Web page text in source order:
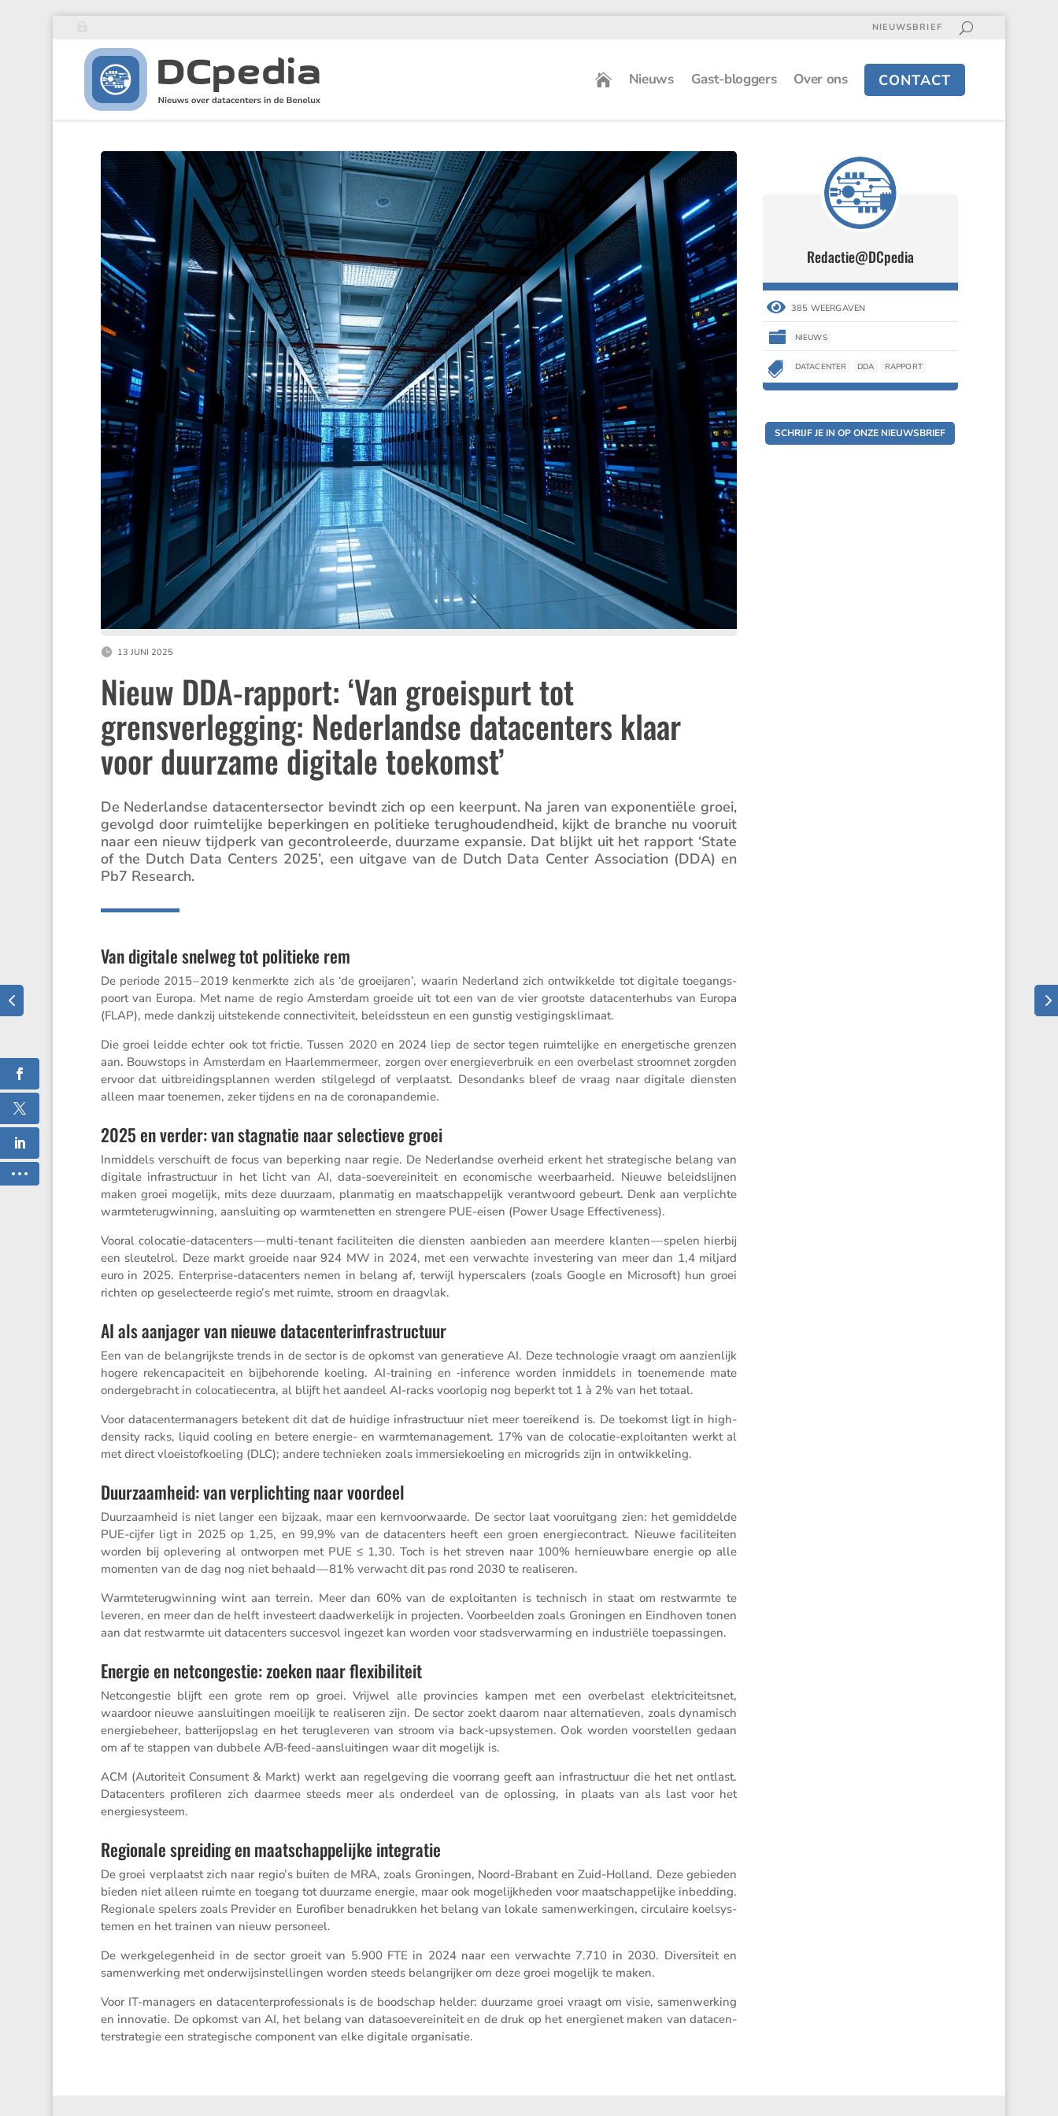
NIEUWSBRIEF
Nieuws Gast-bloggers Over ons CONTACT
13 JUNI 2025
Nieuw DDA-rapport: ‘Van groeispurt tot
grensverlegging: Nederlandse datacenters klaar
voor duurzame digitale toekomst’
De Neder­landse datacen­ter­sector bevindt zich op een keerpunt. Na jaren van exponen­tiële groei,
gevolgd door ruimte­lijke beper­kingen en politieke terug­hou­dend­heid, kijkt de branche nu vooruit
naar een nieuw tijdperk van gecon­tro­leerde, duurzame expansie. Dat blijkt uit het rapport ‘State
of the Dutch Data Centers 2025’, een uitgave van de Dutch Data Center Associ­a­tion (DDA) en
Pb7 Research.
Van digitale snelweg tot politieke rem
De periode 2015 – 2019 kenmerkte zich als ‘de groeij­aren’, waarin Neder­land zich ontwik­kelde tot digitale toegangs­
poort van Europa. Met name de regio Amsterdam groeide uit tot een van de vier grootste datacen­ter­hubs van Europa
(FLAP), mede dankzij uitste­kende connec­ti­vi­teit, beleids­steun en een gunstig vestigingsklimaat.
Die groei leidde echter ook tot frictie. Tussen 2020 en 2024 liep de sector tegen ruimte­lijke en energe­ti­sche grenzen
aan. Bouwstops in Amsterdam en Haarlem­mer­meer, zorgen over energie­ver­bruik en een overbe­last stroomnet zorgden
ervoor dat uitbrei­dings­plannen werden stilge­legd of verplaatst. Deson­danks bleef de vraag naar digitale diensten
alleen maar toenemen, zeker tijdens en na de coronapandemie.
2025 en verder: van stagnatie naar selectieve groei
Inmid­dels verschuift de focus van beper­king naar regie. De Neder­landse overheid erkent het strate­gi­sche belang van
digitale infra­struc­tuur in het licht van AI, data-soeve­rei­ni­teit en econo­mi­sche weerbaar­heid. Nieuwe beleids­lijnen
maken groei mogelijk, mits deze duurzaam, planmatig en maatschap­pe­lijk verant­woord gebeurt. Denk aan verplichte
warmte­te­rug­win­ning, aanslui­ting op warmte­netten en stren­gere PUE-eisen (Power Usage Effectiveness).
Vooral colocatie-datacen­ters — multi-tenant facili­teiten die diensten aanbieden aan meerdere klanten — spelen hierbij
een sleutelrol. Deze markt groeide naar 924 MW in 2024, met een verwachte inves­te­ring van meer dan 1,4 miljard
euro in 2025. Enter­prise-datacen­ters nemen in belang af, terwijl hypers­ca­lers (zoals Google en Micro­soft) hun groei
richten op geselec­teerde regio’s met ruimte, stroom en draagvlak.
AI als aanjager van nieuwe datacenterinfrastructuur
Een van de belang­rijkste trends in de sector is de opkomst van genera­tieve AI. Deze techno­logie vraagt om aanzien­lijk
hogere reken­ca­pa­ci­teit en bijbe­ho­rende koeling. AI-training en ‑inference worden inmid­dels in toene­mende mate
onder­ge­bracht in coloca­tie­centra, al blijft het aandeel AI-racks voorlopig nog beperkt tot 1 à 2% van het totaal.
Voor datacen­ter­ma­na­gers betekent dit dat de huidige infra­struc­tuur niet meer toerei­kend is. De toekomst ligt in high-
density racks, liquid cooling en betere energie- en warmtema­na­ge­ment. 17% van de colocatie-exploi­tanten werkt al
met direct vloei­stof­koe­ling (DLC); andere technieken zoals immersie­koe­ling en micro­grids zijn in ontwikkeling.
Duurzaamheid: van verplichting naar voordeel
Duurzaam­heid is niet langer een bijzaak, maar een kernvoor­waarde. De sector laat vooruit­gang zien: het gemid­delde
PUE-cijfer ligt in 2025 op 1,25, en 99,9% van de datacen­ters heeft een groen energie­con­tract. Nieuwe facili­teiten
worden bij opleve­ring al ontworpen met PUE ≤ 1,30. Toch is het streven naar 100% hernieuw­bare energie op alle
momenten van de dag nog niet behaald — 81% verwacht dit pas rond 2030 te realiseren.
Warmte­te­rug­win­ning wint aan terrein. Meer dan 60% van de exploi­tanten is technisch in staat om restwarmte te
leveren, en meer dan de helft inves­teert daadwer­ke­lijk in projecten. Voorbeelden zoals Groningen en Eindhoven tonen
aan dat restwarmte uit datacen­ters succesvol ingezet kan worden voor stads­ver­war­ming en industriële toepassingen.
Energie en netcongestie: zoeken naar flexibiliteit
Netcon­gestie blijft een grote rem op groei. Vrijwel alle provin­cies kampen met een overbe­last elektri­ci­teitsnet,
waardoor nieuwe aanslui­tingen moeilijk te reali­seren zijn. De sector zoekt daarom naar alter­na­tieven, zoals dynamisch
energie­be­heer, batte­rij­op­slag en het terug­le­veren van stroom via back-upsys­temen. Ook worden voorstellen gedaan
om af te stappen van dubbele A/B‑feed-aanslui­tingen waar dit mogelijk is.
ACM (Autori­teit Consu­ment & Markt) werkt aan regel­ge­ving die voorrang geeft aan infra­struc­tuur die het net ontlast.
Datacen­ters profi­leren zich daarmee steeds meer als onder­deel van de oplos­sing, in plaats van als last voor het
energiesysteem.
Regionale spreiding en maatschappelijke integratie
De groei verplaatst zich naar regio’s buiten de MRA, zoals Groningen, Noord-Brabant en Zuid-Holland. Deze gebieden
bieden niet alleen ruimte en toegang tot duurzame energie, maar ook mogelijk­heden voor maatschap­pe­lijke inbed­ding.
Regio­nale spelers zoals Previder en Eurofiber benadrukken het belang van lokale samen­wer­kingen, circu­laire koelsys­
temen en het trainen van nieuw personeel.
De werkge­le­gen­heid in de sector groeit van 5.900 FTE in 2024 naar een verwachte 7.710 in 2030. Diver­si­teit en
samen­wer­king met onder­wijs­in­stel­lingen worden steeds belang­rijker om deze groei mogelijk te maken.
Voor IT-managers en datacen­ter­pro­fes­si­o­nals is de boodschap helder: duurzame groei vraagt om visie, samen­wer­king
en innovatie. De opkomst van AI, het belang van datasoe­ve­rei­ni­teit en de druk op het energienet maken van datacen­
ter­stra­tegie een strate­gi­sche compo­nent van elke digitale organisatie.
Redactie@DCpedia
 385 WEERGAVEN
 NIEUWS
 DATACENTER DDA RAPPORT
SCHRIJF JE IN OP ONZE NIEUWSBRIEF
Redactie@DCpedia
 385 WEERGAVEN
 NIEUWS
 DATACENTER DDA RAPPORT